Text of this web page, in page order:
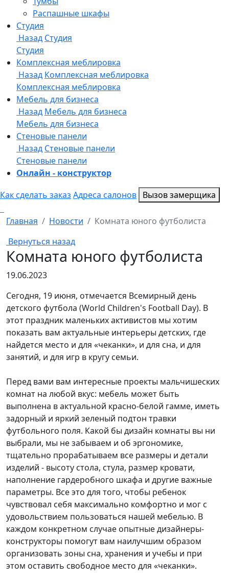
Онлайн - конструктор
Как сделать заказ Адреса салонов Вызов замерщика
Главная Новости
Комната юного футболиста
Вернуться назад
Комната юного футболиста
19.06.2023
Сегодня, 19 июня, отмечается Всемирный день
детского футбола (World Children's Football Day). В
этот праздник маленьких активистов мы хотим
показать вам актуальные интерьеры детских, где
найдется место и для «чеканки», и для сна, и для
занятий, и для игр в кругу семьи.
Перед вами вам интересные проекты мальчишеских
комнат на любой вкус: мебель может быть
выполнена в актуальной красно-белой гамме, иметь
задорный и яркий зеленый подтон травки
футбольного поля. Какой бы дизайн комнаты вы ни
выбрали, мы не забываем и об эргономике,
тщательно прорабатываем все размеры и детали
изделий - высоту стола, стула, размер кровати,
наполнение гардеробного шкафа и другие важные
параметры. Все это для того, чтобы ребенок
чувствовал себя максимально комфортно и мог с
удовольствием пользоваться нашей мебелью. В
каждом конкретном случае опытные дизайнеры-
конструкторы помогут вам наилучшим образом
организовать зоны сна, хранения и учебы и при
этом оставить свободное место для «чеканки».